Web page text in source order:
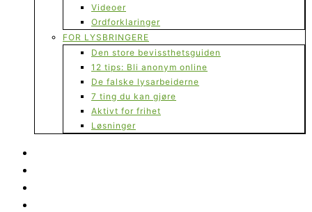
Videoer
Ordforklaringer
FOR LYSBRINGERE
Den store bevissthetsguiden
12 tips: Bli anonym online
De falske lysarbeiderne
7 ting du kan gjøre
Aktivt for frihet
Løsninger